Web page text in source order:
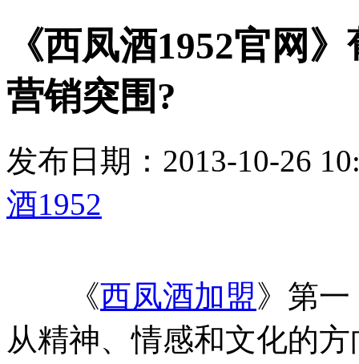
《西凤酒1952官网
营销突围?
发布日期：2013-10-26
酒1952
《西凤酒加盟》第
从精神、情感和文化的